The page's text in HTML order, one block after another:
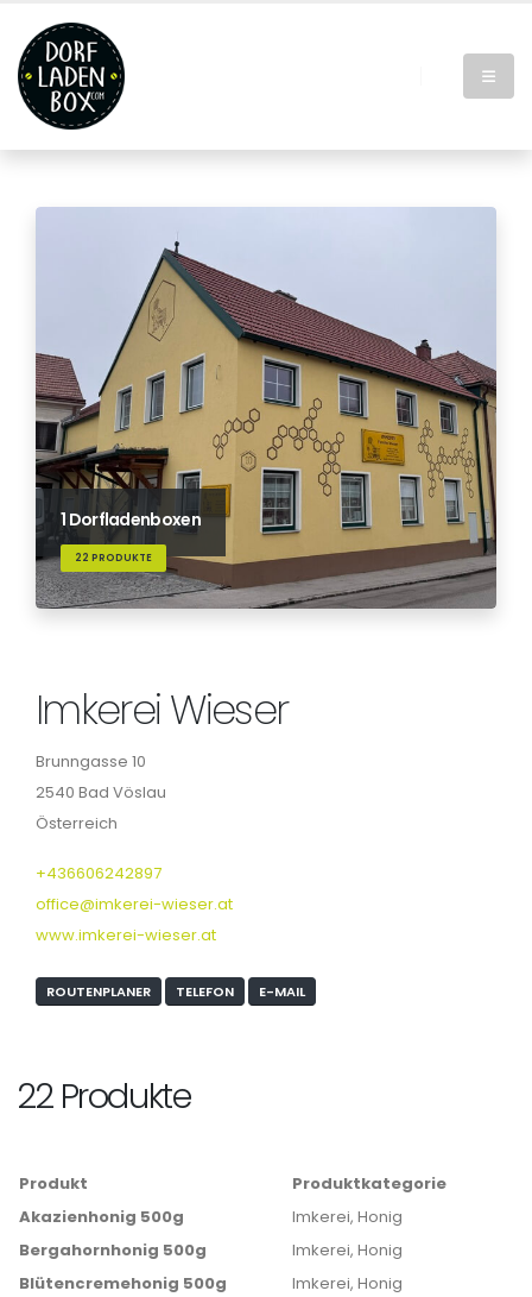
1 Dorfladenboxen
22 PRODUKTE
Imkerei Wieser
Brunngasse 10
2540 Bad Vöslau
Österreich
+436606242897
office@imkerei-wieser.at
www.imkerei-wieser.at
ROUTENPLANER TELEFON E-MAIL
22 Produkte
Produkt
Produktkategorie
Akazienhonig 500g
Imkerei, Honig
Bergahornhonig 500g
Imkerei, Honig
Blütencremehonig 500g
Imkerei, Honig